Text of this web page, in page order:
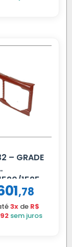
– GRADE
1525
,78
3x de R$
sem juros